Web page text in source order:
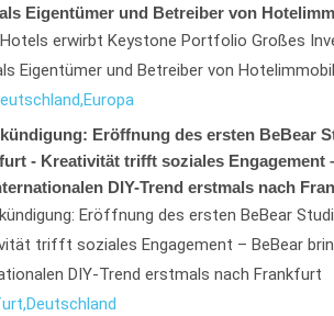
Eigentümer und Betreiber von
erwirbt Keystone Portfolio Großes
Eigentümer und Betreiber von
Europa
Eröffnung des ersten BeBear
- Kreativität trifft soziales Engagement
DIY-Trend erstmals nach
Eröffnung des ersten BeBear
trifft soziales Engagement – BeBear
DIY-Trend erstmals nach Frankfurt
Deutschland